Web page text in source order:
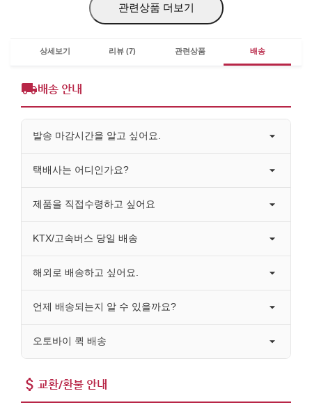
관련상품 더보기
상세보기 리뷰 (7) 관련상품 배송
배송 안내
발송 마감시간을 알고 싶어요.
택배사는 어디인가요?
제품을 직접수령하고 싶어요
KTX/고속버스 당일 배송
해외로 배송하고 싶어요.
언제 배송되는지 알 수 있을까요?
오토바이 퀵 배송
교환/환불 안내